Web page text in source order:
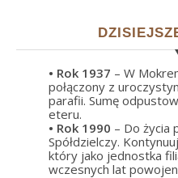
• Rok 1937 – W
połączony z
parafii. Sumę
eteru.
• Rok 1990 – Do życia
Spółdzielczy.
który jako jednostka
wczesnych lat